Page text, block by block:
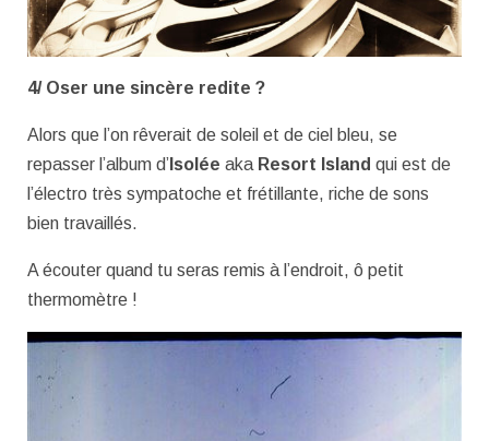
4/ Oser une sincère redite ?
Alors que l’on rêverait de soleil et de ciel bleu, se
repasser l’album d’ Isolée aka Resort Island qui est de
l’électro très sympatoche et frétillante, riche de sons
bien travaillés.
A écouter quand tu seras remis à l’endroit, ô petit
thermomètre !